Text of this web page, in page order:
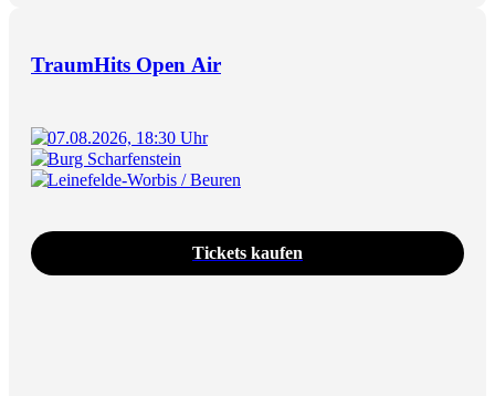
TraumHits Open Air
07.08.2026, 18:30 Uhr
Burg Scharfenstein
Leinefelde-Worbis / Beuren
Tickets kaufen